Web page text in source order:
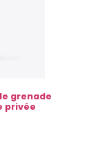
grenade
privée